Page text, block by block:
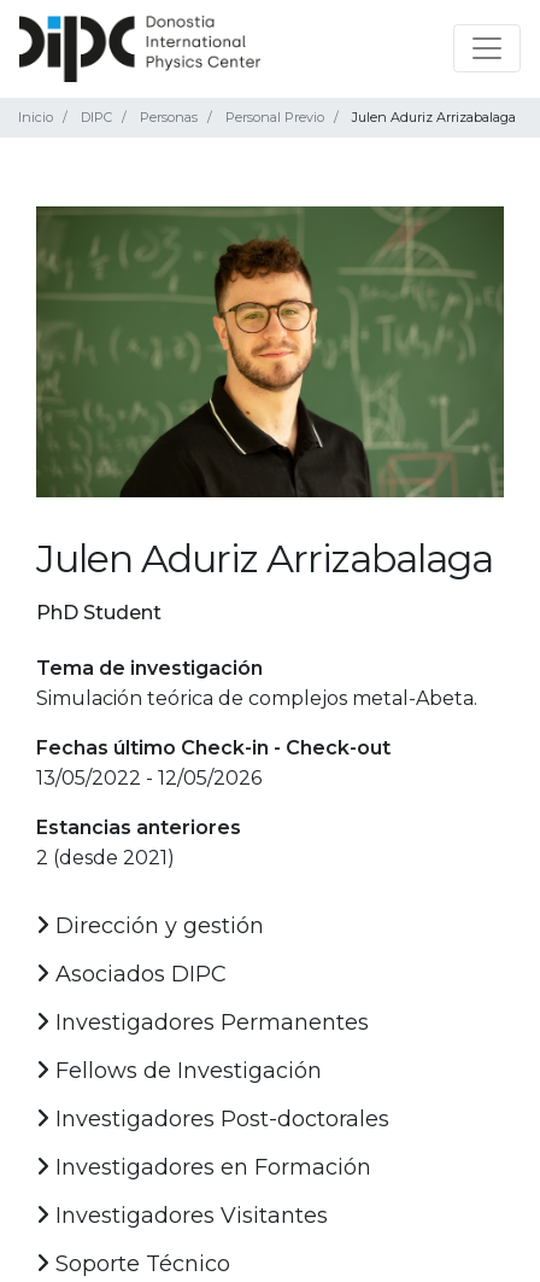
Inicio DIPC Personas Personal Previo Julen Aduriz Arrizabalaga
Julen Aduriz Arrizabalaga
PhD Student
Tema de investigación
Simulación teórica de complejos metal-Abeta.
Fechas último Check-in - Check-out
13/05/2022 - 12/05/2026
Estancias anteriores
2 (desde 2021)
Dirección y gestión
Asociados DIPC
Investigadores Permanentes
Fellows de Investigación
Investigadores Post-doctorales
Investigadores en Formación
Investigadores Visitantes
Soporte Técnico